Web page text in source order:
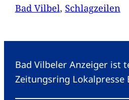
Bad Vilbel, Schlagzeilen
Bad Vilbeler Anzeiger ist
Zeitungsring Lokalpresse